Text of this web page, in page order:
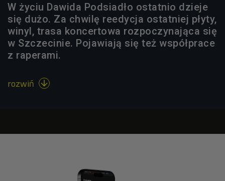
W życiu Dawida Podsiadło ostatnio dzieje
się dużo. Za chwilę reedycja ostatniej płyty,
winyl, trasa koncertowa rozpoczynająca się
w Szczecinie. Pojawiają się też współprace
z raperami.
rozwiń 